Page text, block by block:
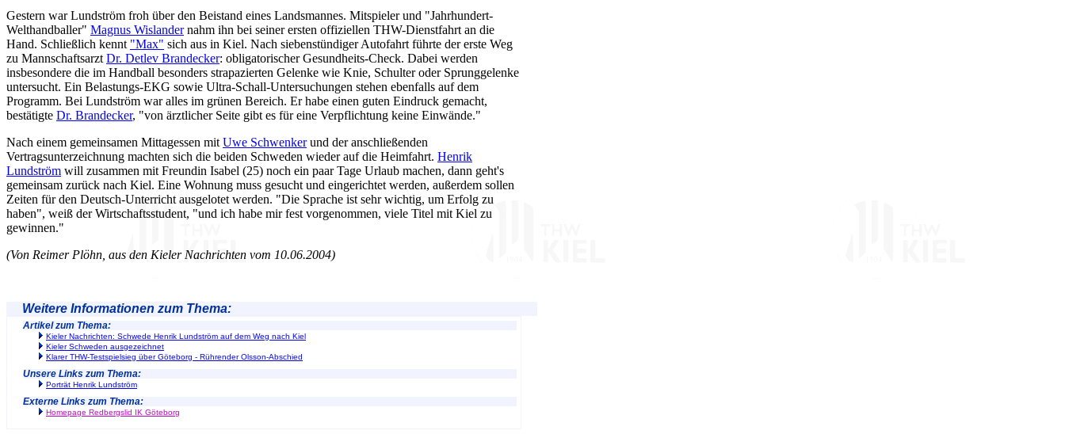
Gestern war Lundström froh über den Beistand eines Landsmannes. Mitspieler und "Jahrhundert-
Welthandballer" Magnus Wislandernahm ihn bei seiner ersten offiziellen THW-Dienstfahrt an die
Hand. Schließlich kennt "Max" sich aus in Kiel. Nach siebenstündiger Autofahrt führte der erste Weg
zu MannschaftsarztDr. Detlev Brandecker: obligatorischer Gesundheits-Check. Dabei werden
insbesondere die im Handball besonders strapazierten Gelenke wie Knie, Schulter oder Sprunggelenke
untersucht. Ein Belastungs-EKG sowie Ultra-Schall-Untersuchungen stehen ebenfalls auf dem
Programm. Bei Lundström war alles im grünen Bereich. Er habe einen guten Eindruck gemacht,
bestätigte Dr. Brandecker, "von ärztlicher Seite gibt es für eine Verpflichtung keine Einwände."
Nach einem gemeinsamen Mittagessen mitUwe Schwenkerund der anschließenden
Vertragsunterzeichnung machten sich die beiden Schweden wieder auf die Heimfahrt. Henrik
Lundström will zusammen mit Freundin Isabel (25) noch ein paar Tage Urlaub machen, dann geht's
gemeinsam zurück nach Kiel. Eine Wohnung muss gesucht und eingerichtet werden, außerdem sollen
Zeiten für den Deutsch-Unterricht ausgelotet werden. "Die Sprache ist sehr wichtig, um Erfolg zu
haben", weiß der Wirtschaftsstudent, "und ich habe mir fest vorgenommen, viele Titel mit Kiel zu
gewinnen."
(Von Reimer Plöhn, aus den Kieler Nachrichten vom 10.06.2004)
Weitere Informationen zum Thema:
Artikel zum Thema:
Kieler Nachrichten: Schwede Henrik Lundström auf dem Weg nach Kiel
Kieler Schweden ausgezeichnet
Klarer THW-Testspielsieg über Göteborg - Rührender Olsson-Abschied
Unsere Links zum Thema:
Porträt Henrik Lundström
Externe Links zum Thema:
Homepage Redbergslid IK Göteborg